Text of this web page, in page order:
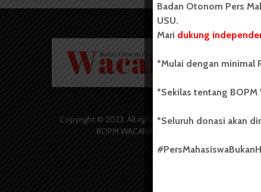
Copyright © 2023. All rights reserved
BOPM WACANA.
yang
salah
(UKM)
USU
Badan Otonom Pers
USU.
Mari dukung
*Mulai dengan minimal
*Sekilas tentang BOPM
*Seluruh donasi akan